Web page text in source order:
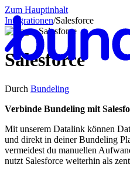
Zum Hauptinhalt
Integrationen/Salesforce
Salesforce
Durch Bundeling
Verbinde Bundeling mit
Mit unserem Datalink können
und direkt in deiner Bundeling
vermeidest du manuellen
nutzt Salesforce weiterhin als